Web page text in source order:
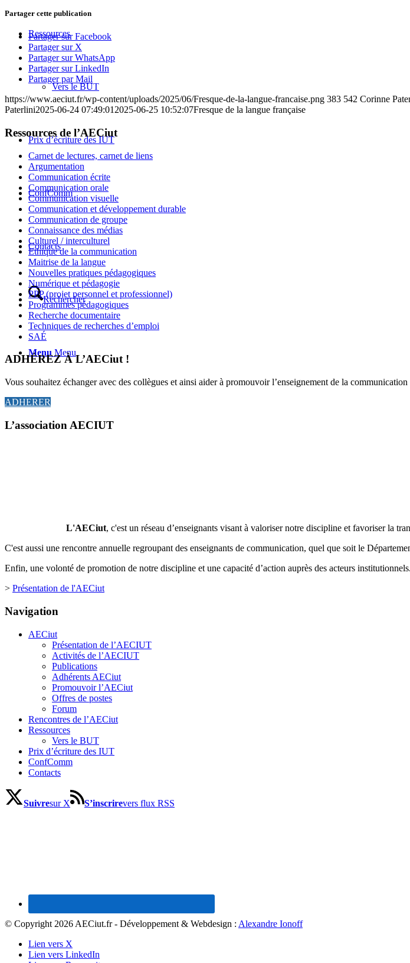
Ressources
Vers le BUT
Prix d’écriture des IUT
ConfComm
Contacts
Rechercher
Menu Menu
Partager cette publication
Partager sur Facebook
Partager sur X
Partager sur WhatsApp
Partager sur LinkedIn
Partager par Mail
https://www.aeciut.fr/wp-content/uploads/2025/06/Fresque-de-la-langue-francaise.png 383 542 Corinne
Paterlini2025-06-24 07:49:01 2025-06-25 10:52:07Fresque de la langue française
Ressources de l’AECiut
Carnet de lectures, carnet de liens
Argumentation
Communication écrite
Communication orale
Communication visuelle
Communication et développement durable
Communication de groupe
Connaissance des médias
Culturel / interculturel
Ethique de la communication
Maitrise de la langue
Nouvelles pratiques pédagogiques
Numérique et pédagogie
PPP (projet personnel et professionnel)
Programmes pédagogiques
Recherche documentaire
Techniques de recherches d’emploi
SAÉ
ADHÉREZ À L’AECiut !
Vous souhaitez échanger avec des collègues et ainsi aider à promouvoir l’enseignement de la
ADHERER
L’association AECIUT
L'AECiut, c'est un réseau d’enseignants visant à valoriser notre discipline et favoriser la
C'est aussi une rencontre annuelle regroupant des enseignants de communication, quel que soit le
Enfin, une volonté de promotion de notre discipline et une capacité d’action auprès des acteurs institutionnels.
> Présentation de l'AECiut
Navigation
AECiut
Présentation de l’AECIUT
Activités de l’AECIUT
Publications
Adhérents AECiut
Promouvoir l’AECiut
Offres de postes
Forum
Rencontres de l’AECiut
Ressources
Vers le BUT
Prix d’écriture des IUT
ConfComm
Contacts
Suivresur X S’inscrirevers flux RSS
© Copyright 2026 AECiut.fr - Développement & Webdesign : Alexandre Ionoff
Lien vers X
Lien vers LinkedIn